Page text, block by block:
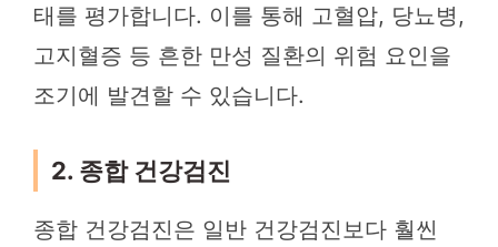
태를 평가합니다. 이를 통해 고혈압, 당뇨병,
고지혈증 등 흔한 만성 질환의 위험 요인을
조기에 발견할 수 있습니다.
2. 종합 건강검진
종합 건강검진은 일반 건강검진보다 훨씬